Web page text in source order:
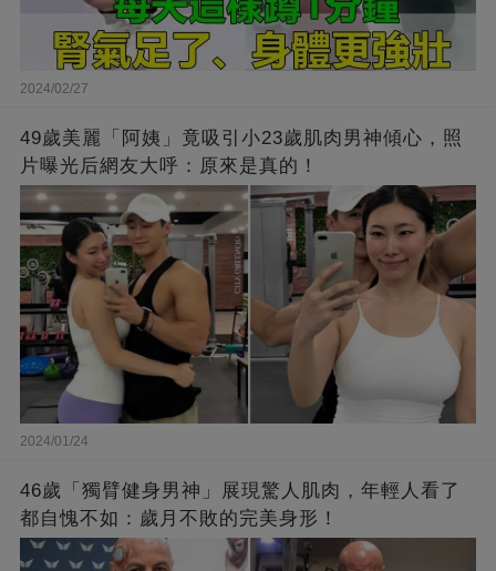
2024/02/27
49歲美麗「阿姨」竟吸引小23歲肌肉男神傾心，照
片曝光后網友大呼：原來是真的！
2024/01/24
46歲「獨臂健身男神」展現驚人肌肉，年輕人看了
都自愧不如：歲月不敗的完美身形！